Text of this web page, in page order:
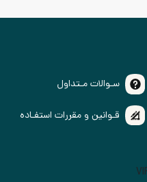
سـوالات مـتداول
قـوانین و مقررات استفـاده